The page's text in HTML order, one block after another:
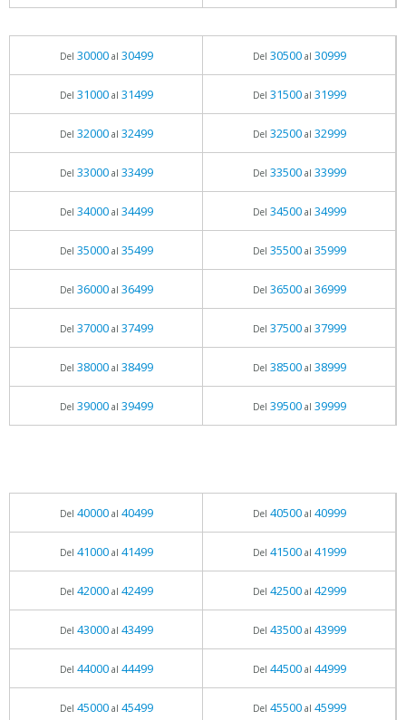
Del 30000al 30499 Del 30500al 30999
Del 31000al 31499 Del 31500al 31999
Del 32000al 32499 Del 32500al 32999
Del 33000al 33499 Del 33500al 33999
Del 34000al 34499 Del 34500al 34999
Del 35000al 35499 Del 35500al 35999
Del 36000al 36499 Del 36500al 36999
Del 37000al 37499 Del 37500al 37999
Del 38000al 38499 Del 38500al 38999
Del 39000al 39499 Del 39500al 39999
Del 40000al 40499 Del 40500al 40999
Del 41000al 41499 Del 41500al 41999
Del 42000al 42499 Del 42500al 42999
Del 43000al 43499 Del 43500al 43999
Del 44000al 44499 Del 44500al 44999
Del 45000al 45499 Del 45500al 45999